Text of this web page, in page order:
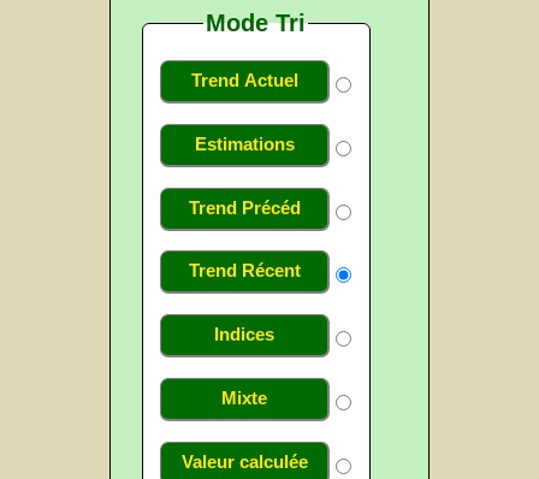
Mode Tri
Trend Actuel
Estimations
Trend Précéd
Trend Récent
Indices
Mixte
Valeur calculée